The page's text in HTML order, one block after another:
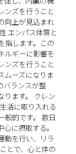
ンズを行うこと
向上が見込まれ
エンパス体質と
指します。この
ルギーに影響を
ンズを行うこと
ムーズになりま
バランスが整
ります。 クレン
活に取り入れる
般的です。 数日
に摂取する。
動を行い、リラ
とで、心と体の